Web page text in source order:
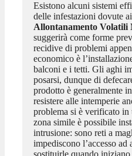
Esistono alcuni sistemi
delle infestazioni dovute
Allontanamento Volatili
suggerirà come forme
recidive di problemi
economico è
balconi e i tetti. Gli aghi
posarsi, dunque di
prodotto è generalmente
resistere alle intemperie
problema si è verificato
zona simile è possibile
intrusione: sono reti a
impediscono l’accesso ad